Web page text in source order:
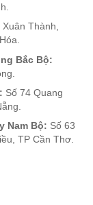
Thành,
Bắc Bộ:
Số 74 Quang
Nam Bộ: Số 63
TP Cần Thơ.